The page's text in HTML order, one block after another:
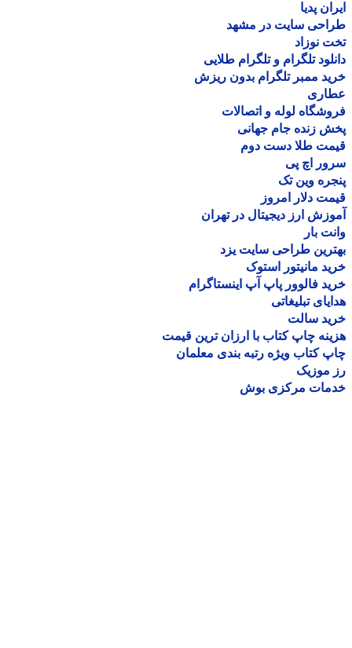
پدیا
سایت در مشهد
نوزاد
تلگرام و تلگرام طلایی
ممبر تلگرام بدون ریزش
لوله و اتصالات
زنده جام جهانی
طلا دست دوم
اچ پی
وین تک
دلار امروز
ارز دیجیتال در تهران
بار
طراحی سایت یزد
مانیتور استوک
فالوور پاپ آپ اینستاگرام
تبلیغاتی
سالت
چاپ کتاب با ارزان ترین قیمت
کتاب ویژه رتبه بندی معلمان
موزیک
مرکزی بوش